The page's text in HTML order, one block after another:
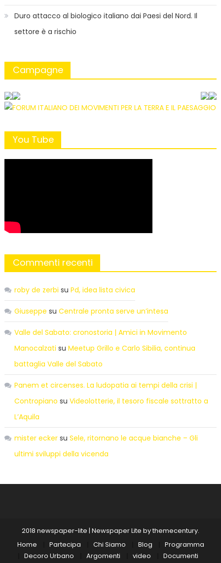
Duro attacco al biologico italiano dai Paesi del Nord. Il
settore è a rischio
Campagne
You Tube
Commenti recenti
roby de zerbi su Pd, idea lista civica
Giuseppe su Centrale pronta serve un’intesa
Valle del Sabato: cronostoria | Amici in Movimento
Manocalzati su Meetup Grillo e Carlo Sibilia, continua
battaglia Valle del Sabato
Panem et circenses. La ludopatia ai tempi della crisi |
Contropiano su Videolotterie, il tesoro fiscale sottratto a
L’Aquila
mister eckersu Sele, ritornano le acque bianche – Gli
ultimi sviluppi della vicenda
2018 newspaper-lite | Newspaper Lite bythemecentury.
Home
Partecipa Chi Siamo Blog
Programma
Decoro Urbano
Argomenti video
Documenti